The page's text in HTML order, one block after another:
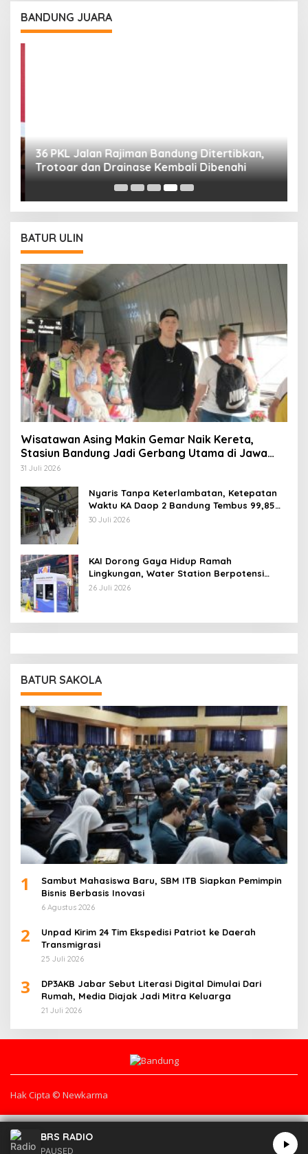
BANDUNG JUARA
36 PKL Jalan Rajiman Bandung Ditertibkan,
Trotoar dan Drainase Kembali Dibenahi
BATUR ULIN
Wisatawan Asing Makin Gemar Naik Kereta,
Stasiun Bandung Jadi Gerbang Utama di Jawa
Barat
31 Juli 2026
Nyaris Tanpa Keterlambatan, Ketepatan
Waktu KA Daop 2 Bandung Tembus 99,85
Persen
30 Juli 2026
KAI Dorong Gaya Hidup Ramah
Lingkungan, Water Station Berpotensi
Kurangi 2,99 Juta Botol Plastik
26 Juli 2026
BATUR SAKOLA
1
Sambut Mahasiswa Baru, SBM ITB Siapkan Pemimpin
Bisnis Berbasis Inovasi
6 Agustus 2026
2
Unpad Kirim 24 Tim Ekspedisi Patriot ke Daerah
Transmigrasi
25 Juli 2026
3
DP3AKB Jabar Sebut Literasi Digital Dimulai Dari
Rumah, Media Diajak Jadi Mitra Keluarga
21 Juli 2026
Hak Cipta © Newkarma
BRS RADIO
PAUSED